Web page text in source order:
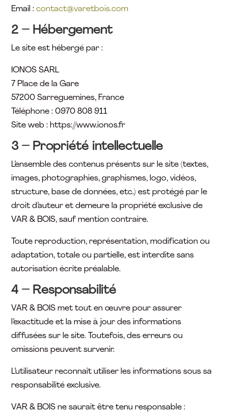
Email :contact@varetbois.com
2 – Hébergement
Le site est hébergé par :
IONOS SARL
7 Place de la Gare
57200 Sarreguemines, France
Téléphone : 0970 808 911
Site web : https://www.ionos.fr
3 – Propriété intellectuelle
L’ensemble des contenus présents sur le site (textes,
images, photographies, graphismes, logo, vidéos,
structure, base de données, etc.) est protégé par le
droit d’auteur et demeure la propriété exclusive de
VAR & BOIS, sauf mention contraire.
Toute reproduction, représentation, modification ou
adaptation, totale ou partielle, est interdite sans
autorisation écrite préalable.
4 – Responsabilité
VAR & BOIS met tout en œuvre pour assurer
l’exactitude et la mise à jour des informations
diffusées sur le site. Toutefois, des erreurs ou
omissions peuvent survenir.
L’utilisateur reconnaît utiliser les informations sous sa
responsabilité exclusive.
VAR & BOIS ne saurait être tenu responsable :